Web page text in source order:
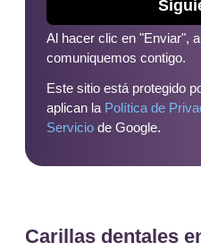
Al hacer clic en "Enviar",
comuniquemos contigo.
Este sitio está protegido
aplican la Política de
Servicio de Google.
Carillas dentales